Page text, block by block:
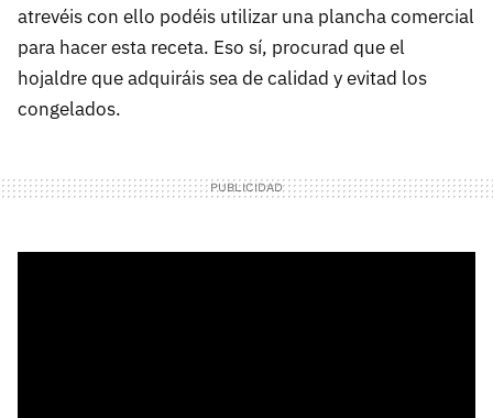
atrevéis con ello podéis utilizar una plancha comercial
para hacer esta receta. Eso sí, procurad que el
hojaldre que adquiráis sea de calidad y evitad los
congelados.